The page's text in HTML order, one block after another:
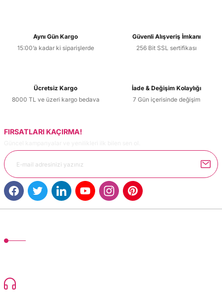
Ürün resmi kalitesiz, bozuk veya görüntülenemiyor.
Ürün fiyatı diğer sitelerden daha pahalı.
Bu ürüne benzer farklı alternatifler olmalı.
Aynı Gün Kargo
15:00’a kadar ki siparişlerde
Güvenli Alışveriş İmkanı
256 Bit SSL sertifikası
Ücretsiz Kargo
8000 TL ve üzeri kargo bedava
İade & Değişim Kolaylığı
7 Gün içerisinde değişim
FIRSATLARI KAÇIRMA!